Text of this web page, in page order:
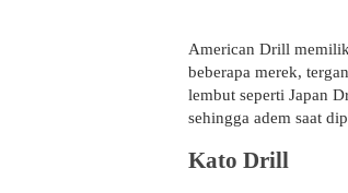
American Drill
beberapa merek,
lembut seperti Japan
sehingga adem saat
Kato Drill